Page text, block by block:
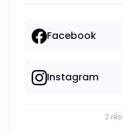
Facebook
Instagram
2